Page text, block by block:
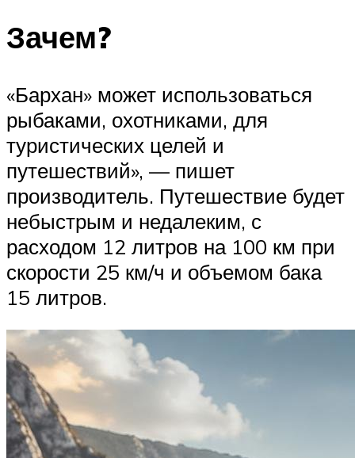
Зачем?
«Бархан» может использоваться
рыбаками, охотниками, для
туристических целей и
путешествий», — пишет
производитель. Путешествие будет
небыстрым и недалеким, с
расходом 12 литров на 100 км при
скорости 25 км/ч и объемом бака
15 литров.